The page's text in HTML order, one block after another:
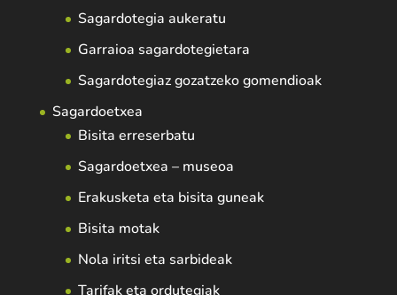
Sagardotegia aukeratu
Garraioa sagardotegietara
Sagardotegiaz gozatzeko gomendioak
Sagardoetxea
Bisita erreserbatu
Sagardoetxea – museoa
Erakusketa eta bisita guneak
Bisita motak
Nola iritsi eta sarbideak
Tarifak eta ordutegiak